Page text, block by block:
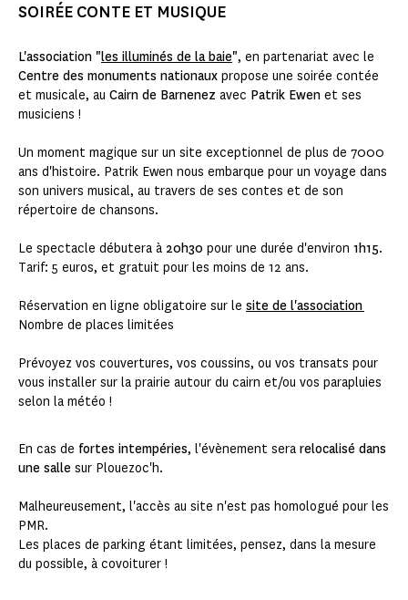
SOIRÉE CONTE ET MUSIQUE
L'association "les illuminés de la baie", en partenariat avec le
Centre des monuments nationaux propose une soirée contée
et musicale, au Cairn de Barnenez avec Patrik Ewen et ses
musiciens !
Un moment magique sur un site exceptionnel de plus de 7000
ans d'histoire. Patrik Ewen nous embarque pour un voyage dans
son univers musical, au travers de ses contes et de son
répertoire de chansons.
Le spectacle débutera à 20h30 pour une durée d'environ 1h15.
Tarif: 5 euros, et gratuit pour les moins de 12 ans.
Réservation en ligne obligatoire sur le site de l'association
Nombre de places limitées
Prévoyez vos couvertures, vos coussins, ou vos transats pour
vous installer sur la prairie autour du cairn et/ou vos parapluies
selon la météo !
En cas de fortes intempéries, l'évènement sera relocalisé dans
une salle sur Plouezoc'h.
Malheureusement, l'accès au site n'est pas homologué pour les
PMR.
Les places de parking étant limitées, pensez, dans la mesure
du possible, à covoiturer !